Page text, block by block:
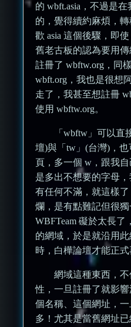
的 wbft.asia，不過是
的，覺得續約麻煩，
歡 asia 這個後驟，即
舊老古板的認為要用
註冊了 wbftw.org，同
wbft.org，我也是很想
走了，我甚至想註冊
使用 wbftw.org。
「wbftw」可以
壇)與「tw」(台灣)，
頁，多一個 w，跟我
是多出不想要的字母
有任何不滿，就這樣
爛，是有點難記但很
WBFTeam 礙於太長
的網域，於是就沿用
時，白樺論壇才能正式
網域這種東西，
性，一旦註冊了就影
個名稱、這個網址，
多！尤其是當舊網址